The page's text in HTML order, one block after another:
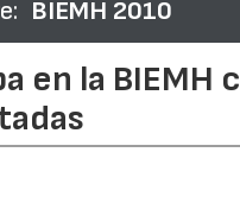
BIEMH 2010
en la BIEMH